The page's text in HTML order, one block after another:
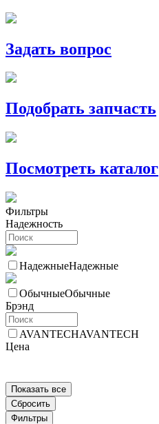
Задать вопрос
Подобрать запчасть
Посмотреть каталог
Фильтры
Надежность
НадежныеНадежные
ОбычныеОбычные
Брэнд
AVANTECHAVANTECH
Цена